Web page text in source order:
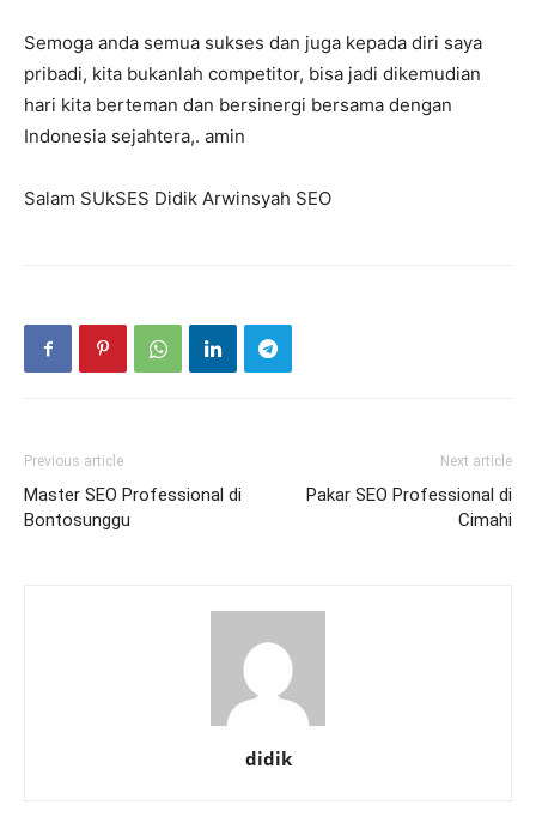
Semoga anda semua sukses dan juga kepada diri saya
pribadi, kita bukanlah competitor, bisa jadi dikemudian
hari kita berteman dan bersinergi bersama dengan
Indonesia sejahtera,. amin
Salam SUkSES Didik Arwinsyah SEO
Previous article
Master SEO Professional di
Bontosunggu
Next article
Pakar SEO Professional di
Cimahi
didik